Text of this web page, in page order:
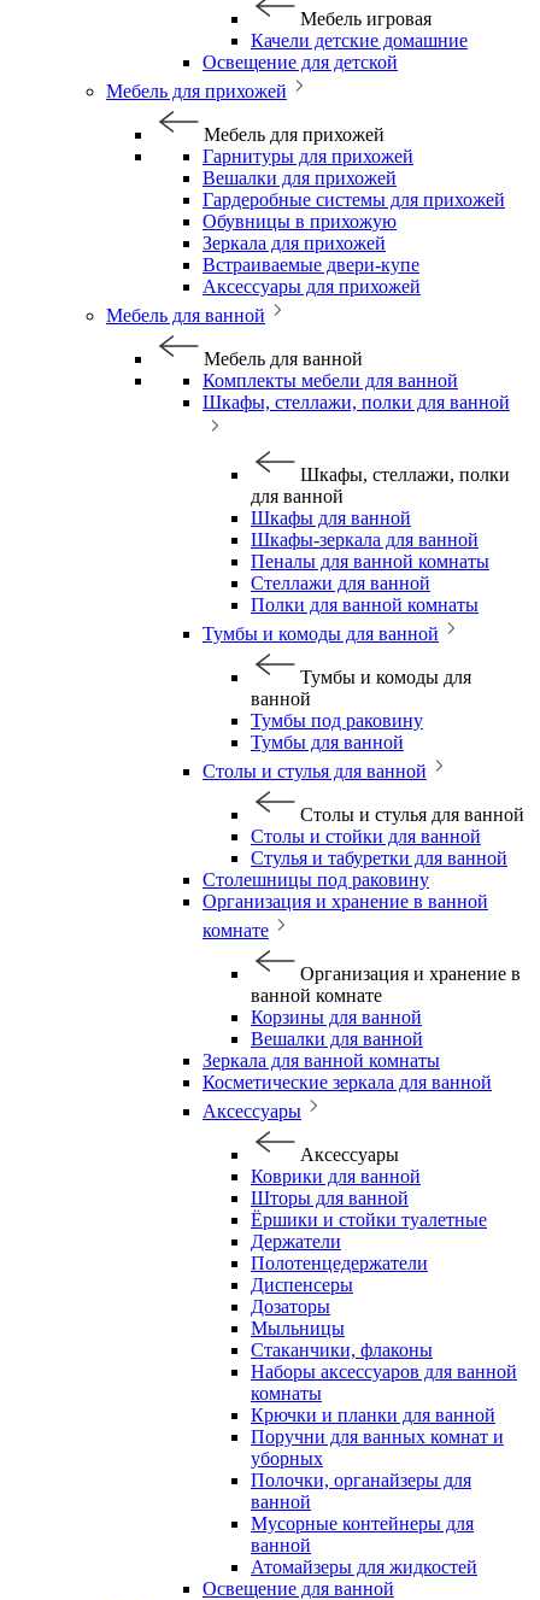
Мебель игровая
Качели детские домашние
Освещение для детской
Мебель для прихожей
Мебель для прихожей
Гарнитуры для прихожей
Вешалки для прихожей
Гардеробные системы для прихожей
Обувницы в прихожую
Зеркала для прихожей
Встраиваемые двери-купе
Аксессуары для прихожей
Мебель для ванной
Мебель для ванной
Комплекты мебели для ванной
Шкафы, стеллажи, полки для ванной
Шкафы, стеллажи, полки
для ванной
Шкафы для ванной
Шкафы-зеркала для ванной
Пеналы для ванной комнаты
Стеллажи для ванной
Полки для ванной комнаты
Тумбы и комоды для ванной
Тумбы и комоды для
ванной
Тумбы под раковину
Тумбы для ванной
Столы и стулья для ванной
Столы и стулья для ванной
Столы и стойки для ванной
Стулья и табуретки для ванной
Столешницы под раковину
Организация и хранение в ванной
комнате
Организация и хранение в
ванной комнате
Корзины для ванной
Вешалки для ванной
Зеркала для ванной комнаты
Косметические зеркала для ванной
Аксессуары
Аксессуары
Коврики для ванной
Шторы для ванной
Ёршики и стойки туалетные
Держатели
Полотенцедержатели
Диспенсеры
Дозаторы
Мыльницы
Стаканчики, флаконы
Наборы аксессуаров для ванной
комнаты
Крючки и планки для ванной
Поручни для ванных комнат и
уборных
Полочки, органайзеры для
ванной
Мусорные контейнеры для
ванной
Атомайзеры для жидкостей
Освещение для ванной